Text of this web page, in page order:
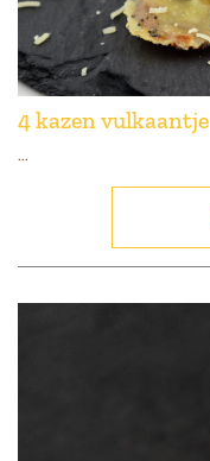
4 kazen vulkaantje
...